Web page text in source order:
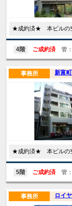
★成約済★ 本ビルの空
4階 ご成約済 管：
新富
事務所
★成約済★ 本ビルの空
5階 ご成約済 管：
ロイ
事務所